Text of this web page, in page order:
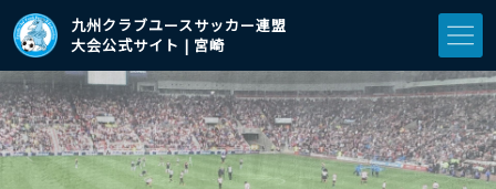
九州クラブユースサッカー連盟
大会公式サイト | 宮崎